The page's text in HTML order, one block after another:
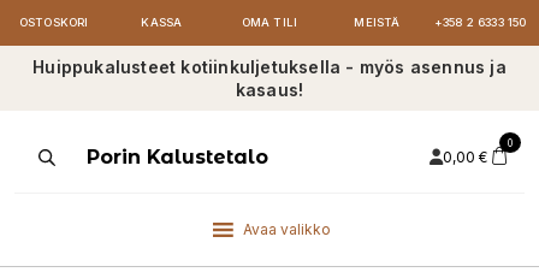
OSTOSKORI KASSA OMA TILI MEISTÄ +358 2 6333 150
Huippukalusteet kotiinkuljetuksella - myös asennus ja
kasaus!
ProductsPorin Kalustetalo 0,00 €
0
Avaa valikko